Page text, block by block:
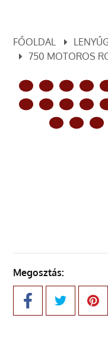
FŐOLDAL
750 MOTOROS
Megosztás: